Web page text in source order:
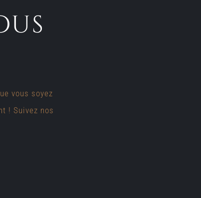
vous soyez
! Suivez nos